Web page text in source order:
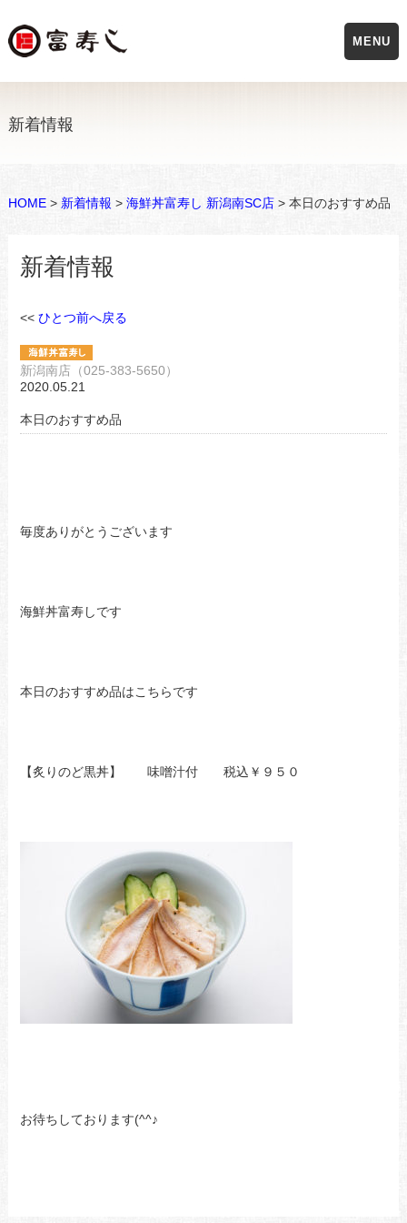
新着情報
HOME> 新着情報 > 海鮮丼富寿し 新潟南SC店> 本日のおすすめ品
新着情報
<< ひとつ前へ戻る
新潟南店（025-383-5650）
2020.05.21
本日のおすすめ品
毎度ありがとうございます
海鮮丼富寿しです
本日のおすすめ品はこちらです
【炙りのど黒丼】 味噌汁付 税込￥９５０
お待ちしております(^^♪
MENU